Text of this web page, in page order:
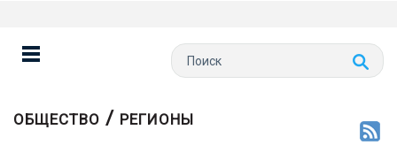
ОБЩЕСТВО / РЕГИОНЫ